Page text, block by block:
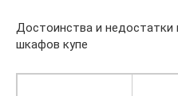
Достоинства и недостатки
шкафов купе